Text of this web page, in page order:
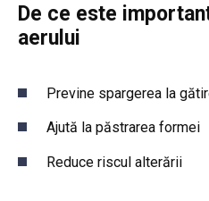
De ce este
aerului
Previne spargerea la
Ajută la păstrarea formei
Reduce riscul alterării